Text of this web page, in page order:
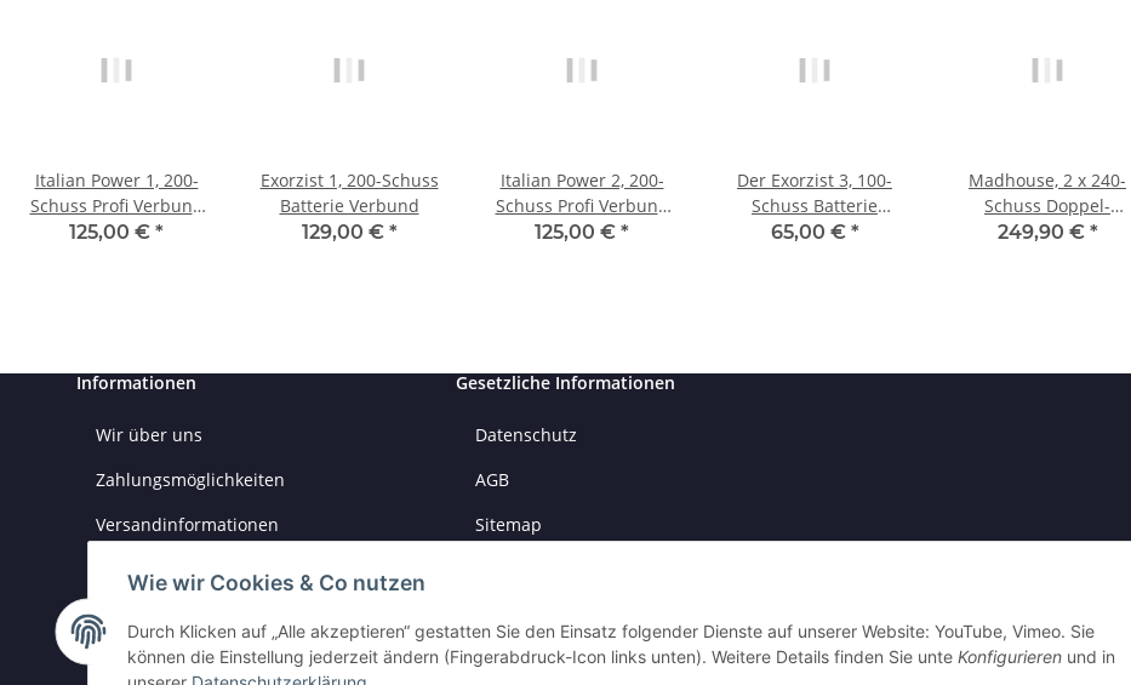
Italian Power 1, 200-
Schuss Profi Verbund
CB20-K200-40
125,00 € *
Exorzist 1, 200-Schuss
Batterie Verbund
129,00 € *
Italian Power 2, 200-
Schuss Profi Verbund
Batterie
125,00 € *
Der Exorzist 3, 100-
Schuss Batterie
Verbund
65,00 € *
Madhouse, 2 x 240-
Schuss Doppel-
Verbundfeuerwerk 210
249,90 € *
Informationen
Wir über uns
Zahlungsmöglichkeiten
Versandinformationen
Gesetzliche Informationen
Datenschutz
AGB
Sitemap
Widerrufsrecht
Wie wir Cookies & Co nutzen
Durch Klicken auf „Alle akzeptieren“ gestatten Sie den Einsatz folgender Dienste auf unserer Website: YouTube, Vimeo. Sie
können die Einstellung jederzeit ändern (Fingerabdruck-Icon links unten). Weitere Details finden Sie unte Konfigurieren und in